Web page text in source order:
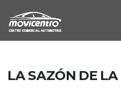
LA SAZÓN DE